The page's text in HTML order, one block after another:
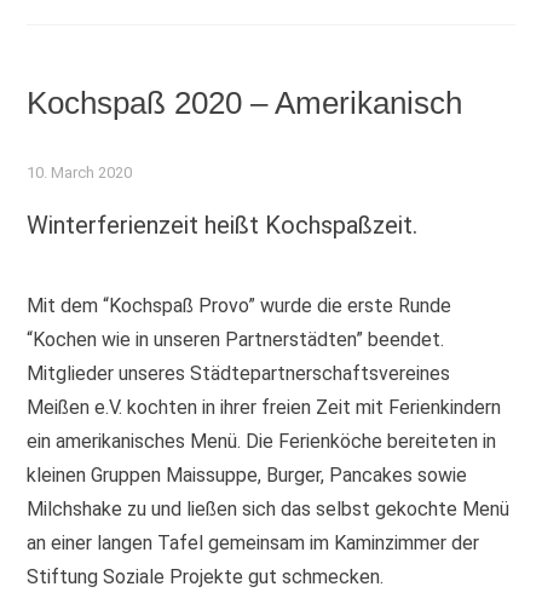
Kochspaß 2020 – Amerikanisch
10. March 2020
Winterferienzeit heißt Kochspaßzeit.
Mit dem “Kochspaß Provo” wurde die erste Runde
“Kochen wie in unseren Partnerstädten” beendet.
Mitglieder unseres Städtepartnerschaftsvereines
Meißen e.V. kochten in ihrer freien Zeit mit Ferienkindern
ein amerikanisches Menü. Die Ferienköche bereiteten in
kleinen Gruppen Maissuppe, Burger, Pancakes sowie
Milchshake zu und ließen sich das selbst gekochte Menü
an einer langen Tafel gemeinsam im Kaminzimmer der
Stiftung Soziale Projekte gut schmecken.